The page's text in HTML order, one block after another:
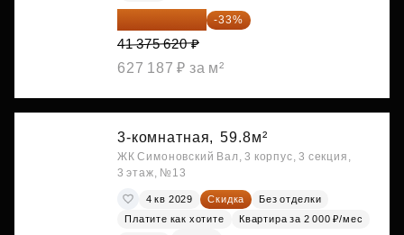
27 721 665 ₽ -33%
41 375 620 ₽
627 187 ₽ за м²
3-комнатная, 59.8м²
ЖК Симоновский Вал, 3 корпус, 3 секция,
3 этаж, №13
4 кв 2029 Скидка
Без отделки
Платите как хотите
Квартира за 2 000 ₽/мес